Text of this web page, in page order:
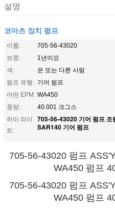
설명
코마츠 장치 펌프
이름:
705-56-43020
보증:
1년이요
색:
은 또는 다른 사람
펌프 유형: 기어 펌프
어떤 EPM: WA450
중량:
40.001 크그스
하이 라이
트:
705-56-43020 기어 펌프 조
SAR140 기어 펌프
705-56-43020 펌프
WA450 펌프
705-56-43020 펌프
WA450 펌프